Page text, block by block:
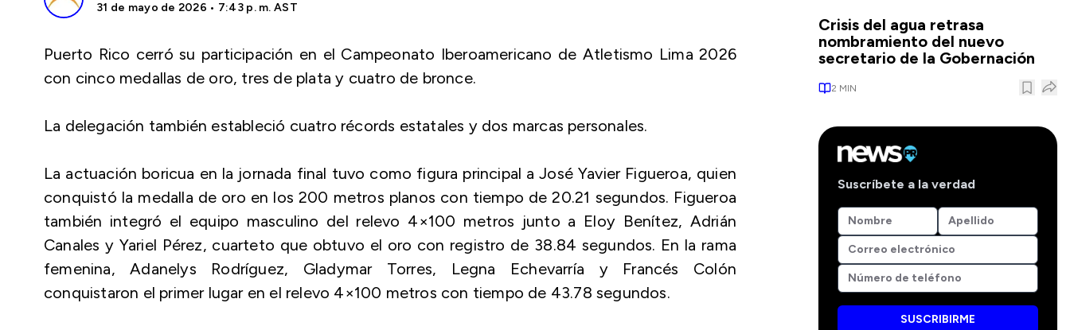
31 de mayo de 2026 • 7:43 p. m. AST
Puerto Rico cerró su participación en el Campeonato Iberoamericano de Atletismo Lima 2026
con cinco medallas de oro, tres de plata y cuatro de bronce.
La delegación también estableció cuatro récords estatales y dos marcas personales.
La actuación boricua en la jornada final tuvo como figura principal a José Yavier Figueroa, quien
conquistó la medalla de oro en los 200 metros planos con tiempo de 20.21 segundos. Figueroa
también integró el equipo masculino del relevo 4×100 metros junto a Eloy Benítez, Adrián
Canales y Yariel Pérez, cuarteto que obtuvo el oro con registro de 38.84 segundos. En la rama
femenina, Adanelys Rodríguez, Gladymar Torres, Legna Echevarría y Francés Colón
conquistaron el primer lugar en el relevo 4×100 metros con tiempo de 43.78 segundos.
Crisis del agua retrasa
nombramiento del nuevo
secretario de la Gobernación
2 MIN
Suscríbete a la verdad
SUSCRIBIRME